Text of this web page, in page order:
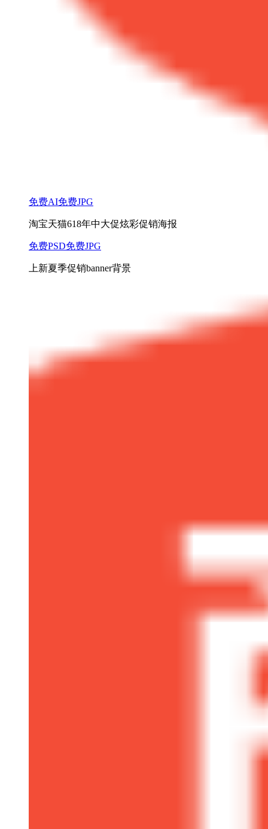
免费AI免费JPG
淘宝天猫618年中大促炫彩促销海报
免费PSD免费JPG
上新夏季促销banner背景